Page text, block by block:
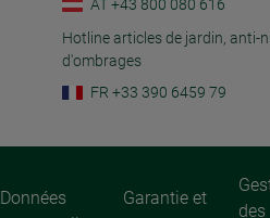
AT +43 800 080 616
Hotline articles de jardin, anti-
d'ombrages
FR +33 390 6459 79
Données
Garantie et
des